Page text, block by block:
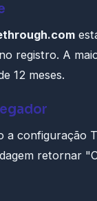
registro. A
12 meses.
a configuração
retornar